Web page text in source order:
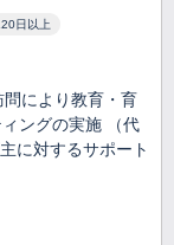
日以上
により教育・育
ングの実施 （代
に対するサポート